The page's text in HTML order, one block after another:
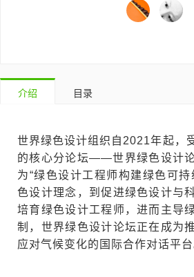
介绍 目录
世界绿色设计组织自2021年起，
的核心分论坛——世界绿色设计
为“绿色设计工程师构建绿色可
色设计理念，到促进绿色设计与
培育绿色设计工程师，进而主导
制，世界绿色设计论坛正在成为
应对气候变化的国际合作对话平台